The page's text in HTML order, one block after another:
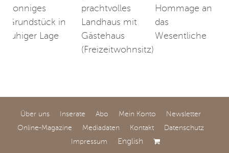
Sonniges
Grundstück in
ruhiger Lage
prachtvolles
Landhaus mit
Gästehaus
(Freizeitwohnsitz)
Hommage an
das
Wesentliche
Über uns Inserate Abo Mein Konto
Newsletter
Online-Magazine
Mediadaten Kontakt
Datenschutz
Impressum
English